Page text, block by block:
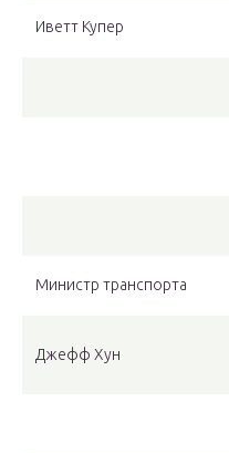
Иветт Купер
Министр транспорта
Джефф Хун